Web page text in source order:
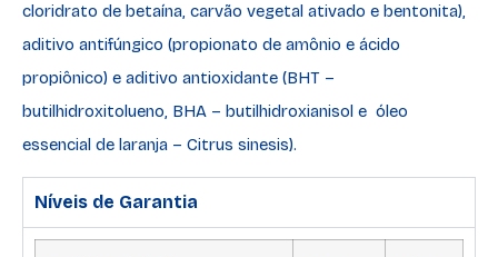
cloridrato de betaína, carvão vegetal ativado e bentonita),
aditivo antifúngico (propionato de amônio e ácido
propiônico) e aditivo antioxidante (BHT –
butilhidroxitolueno, BHA – butilhidroxianisol e óleo
essencial de laranja – Citrus sinesis).
Níveis de Garantia